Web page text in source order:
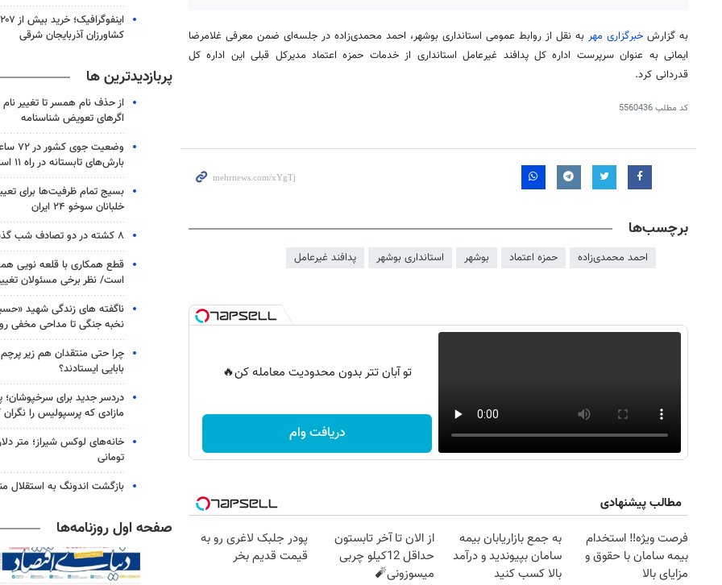
به گزارش خبرگزاری مهر به نقل از روابط عمومی استانداری بوشهر، احمد محمدی‌زاده در جلسه‌ای ضمن معرفی غلامرضا
ایمانی به عنوان سرپرست اداره کل پدافند غیرعامل استانداری از خدمات حمزه اعتماد مدیرکل قبلی این اداره کل
قدردانی کرد.
کد مطلب5560436
برچسب‌ها
احمد محمدی‌زاده حمزه اعتماد بوشهر استانداری بوشهر پدافند غیرعامل
تو آبان تتر بدون محدودیت معامله کن🔥
دریافت وام
مطالب پیشنهادی
فرصت ویژه‼️ استخدام
بیمه سامان با حقوق و
مزایای بالا
به جمع بازاریابان بیمه
سامان بپیوندید و درآمد
بالا کسب کنید
از الان تا آخر تابستون
حداقل 12کیلو چربی
میسوزونی🧨
پودر جلبک لاغری رو به
قیمت قدیم بخر
کشاورزان آذربایجان شرقی
پربازدیدترین ها
از حذف نام همسر تا تغییر نام
اگرهای تعویض شناسنامه
وضعیت
بارش‌های تابستانه در راه ۱۱ استان
بسیج تمام ظرفیت‌ها برای
خلبانان سوخو ۲۴ ایران
۸ کشته در دو تصادف شب گذشته
قطع همکاری با قلعه نویی
است/ نظر برخی مسئولان
ناگفته های زندگی شهید
نخبه جنگی تا مداحی مخفی
چرا حتی منتقدان هم زیر
بابایی ایستادند؟
دردسر جدید برای سرخپوشان؛
مازادی که پرسپولیس را نگران
خانه‌های لوکس شیراز؛ متر
تومانی
بازگشت اندونگ به استقلال
صفحه اول روزنامه‌ها